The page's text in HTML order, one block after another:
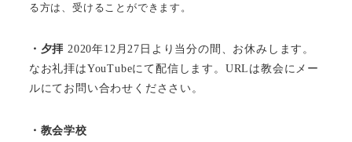
る方は、受けることができます。
・夕拝 2020年12月27日より当分の間、お休みします。
なお礼拝はYouTubeにて配信します。URLは教会にメー
ルにてお問い合わせくだささい。
・教会学校